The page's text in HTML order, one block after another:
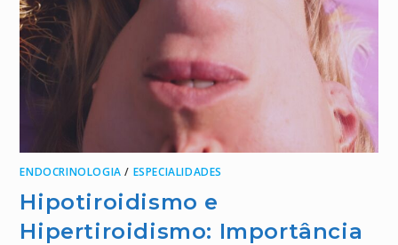
ENDOCRINOLOGIA / ESPECIALIDADES
Hipotiroidismo e
Hipertiroidismo: Importância